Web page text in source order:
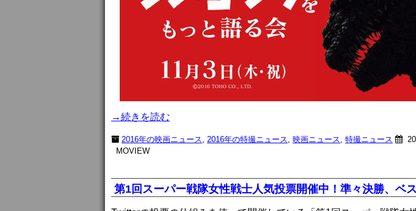
→続きを読む
2016年の映画ニュース 2016年の特撮ニュース 映画ニュース 特撮ニュース
MOVIEW
第1回スーパー戦隊女性戦士人気投票開催中！準々決勝、ベ